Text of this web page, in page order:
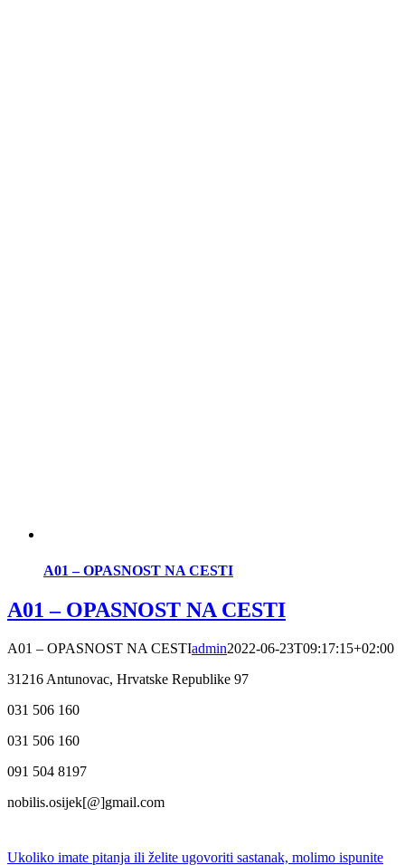
A01 – OPASNOST NA CESTI
A01 – OPASNOST NA CESTI
A01 – OPASNOST NA CESTIadmin2022-06-23T09:17:15+02:00
31216 Antunovac, Hrvatske Republike 97
031 506 160
031 506 160
091 504 8197
nobilis.osijek[@]gmail.com
Ukoliko imate pitanja ili želite ugovoriti sastanak, molimo ispunite